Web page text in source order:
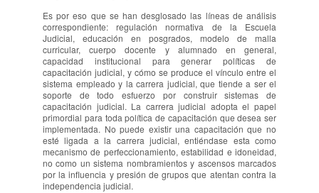
Es por eso que se han desglosado las líneas de análisis
correspondiente: regulación normativa de la Escuela
Judicial, educación en posgrados, modelo de malla
curricular, cuerpo docente y alumnado en general,
capacidad institucional para generar políticas de
capacitación judicial, y cómo se produce el vínculo entre el
sistema empleado y la carrera judicial, que tiende a ser el
soporte de todo esfuerzo por construir sistemas de
capacitación judicial. La carrera judicial adopta el papel
primordial para toda política de capacitación que desea ser
implementada. No puede existir una capacitación que no
esté ligada a la carrera judicial, entiéndase esta como
mecanismo de perfeccionamiento, estabilidad e idoneidad,
no como un sistema nombramientos y ascensos marcados
por la influencia y presión de grupos que atentan contra la
independencia judicial.